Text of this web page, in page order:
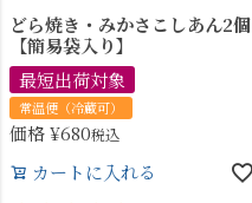
どら焼き・みかさこしあん2個
【簡易袋入り】
最短出荷対象
常温便（冷蔵可）
価格¥680税込
カートに入れる